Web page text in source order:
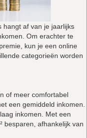
hangt af van je jaarlijks
Om erachter te
kun je een online
categorieën worden
of meer comfortabel
een gemiddeld inkomen.
inkomen. Met een
besparen, afhankelijk van